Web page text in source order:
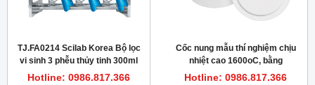
TJ.FA0214 Scilab Korea Bộ lọc
vi sinh 3 phễu thủy tinh 300ml
Hotline: 0986.817.366
Cốc nung mẫu thí nghiệm chịu
nhiệt cao 1600oC, bằng
Alumina
Hotline: 0986.817.366